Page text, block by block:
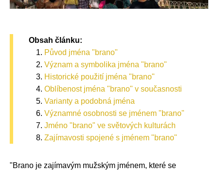
Obsah článku:
Původ jména "brano"
Význam a symbolika jména "brano"
Historické použití jména "brano"
Oblíbenost jména "brano" v současnosti
Varianty a podobná jména
Významné osobnosti se jménem "brano"
Jméno "brano" ve světových kulturách
Zajímavosti spojené s jménem "brano"
"Brano je zajímavým mužským jménem, které se